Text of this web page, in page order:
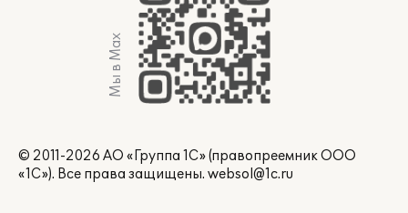
Мы в Max
© 2011-2026 АО «Группа 1С» (правопреемник ООО
«1С»). Все права защищены. websol@1c.ru